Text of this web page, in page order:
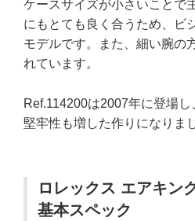
ケースサイズが小さいことで
にもとても良く合うため、ビ
モデルです。また、細い腕の
れています。
Ref.114200は2007年に登場
堅牢性も増した作りになりま
ロレックス エアキン
基本スペック